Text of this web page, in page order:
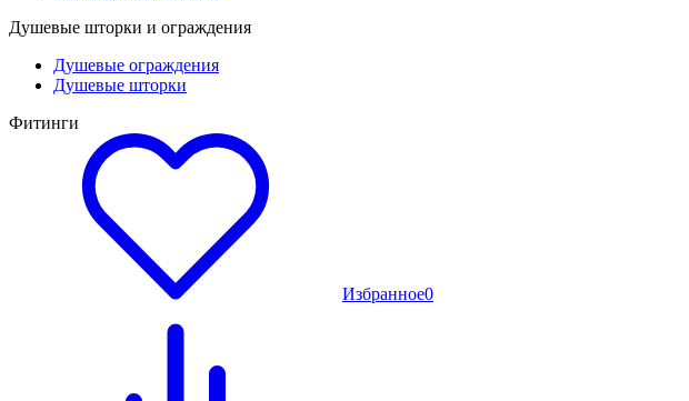
Душевые шторки и ограждения
Душевые ограждения
Душевые шторки
Фитинги
Избранное0